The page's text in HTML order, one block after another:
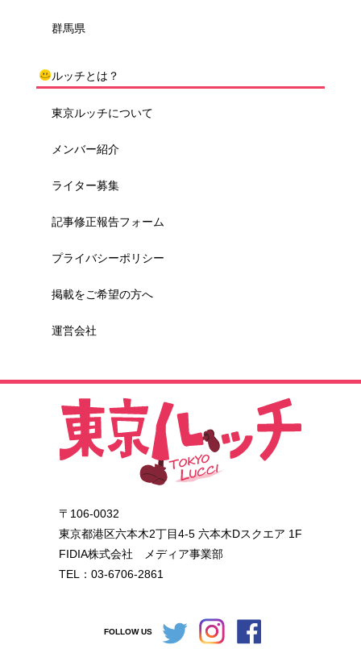
群馬県
ルッチとは？
東京ルッチについて
メンバー紹介
ライター募集
記事修正報告フォーム
プライバシーポリシー
掲載をご希望の方へ
運営会社
〒106-0032
東京都港区六本木2丁目4-5 六本木Dスクエア 1F
FIDIA株式会社 メディア事業部
TEL：03-6706-2861
FOLLOW US